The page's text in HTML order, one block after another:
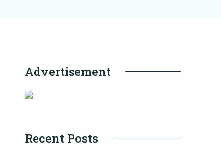
Advertisement
Recent Posts